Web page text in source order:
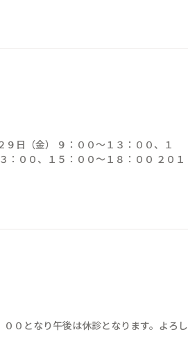
日（金） ９：００〜１３：００、１
：００、１５：００〜１８：００ ２０１
０となり午後は休診となります。よろし